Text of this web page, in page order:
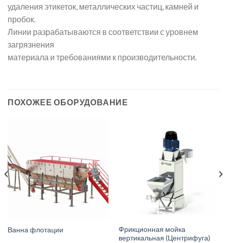
удаления этикеток, металлических частиц, камней и
пробок.
Линии разрабатываются в соответствии с уровнем
загрязнения
материала и требованиями к производительности.
ПОХОЖЕЕ ОБОРУДОВАНИЕ
Ванна флотации
Фрикционная мойка
вертикальная (Центрифуга)